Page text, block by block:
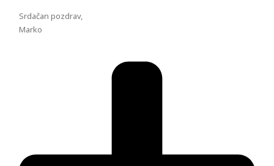
Srdačan pozdrav,
Marko